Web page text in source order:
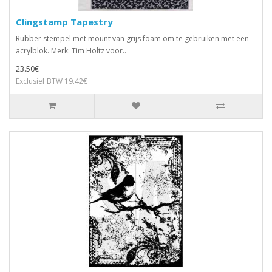
Clingstamp Tapestry
Rubber stempel met mount van grijs foam om te gebruiken met een
acrylblok. Merk: Tim Holtz voor..
23.50€
Exclusief BTW 19.42€